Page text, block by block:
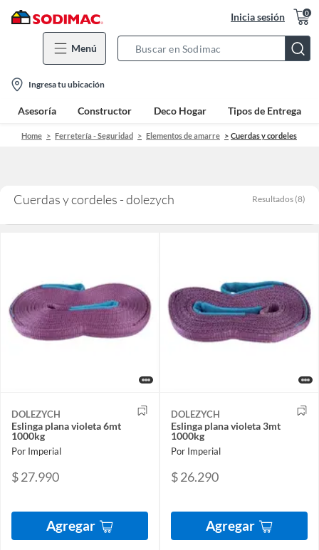
Inicia sesión 0
Menú
Bar
location-
icon
Ingresa tu ubicación
Asesoría Constructor Deco Hogar Tipos de Entrega
Home Ferretería - Seguridad Elementos de amarre Cuerdas y cordeles
Cuerdas y cordeles - dolezych Resultados (8)
DOLEZYCH
Eslinga plana violeta 6mt
1000kg
Por Imperial
$ 27.990
Agregar
DOLEZYCH
Eslinga plana violeta 3mt
1000kg
Por Imperial
$ 26.290
Agregar